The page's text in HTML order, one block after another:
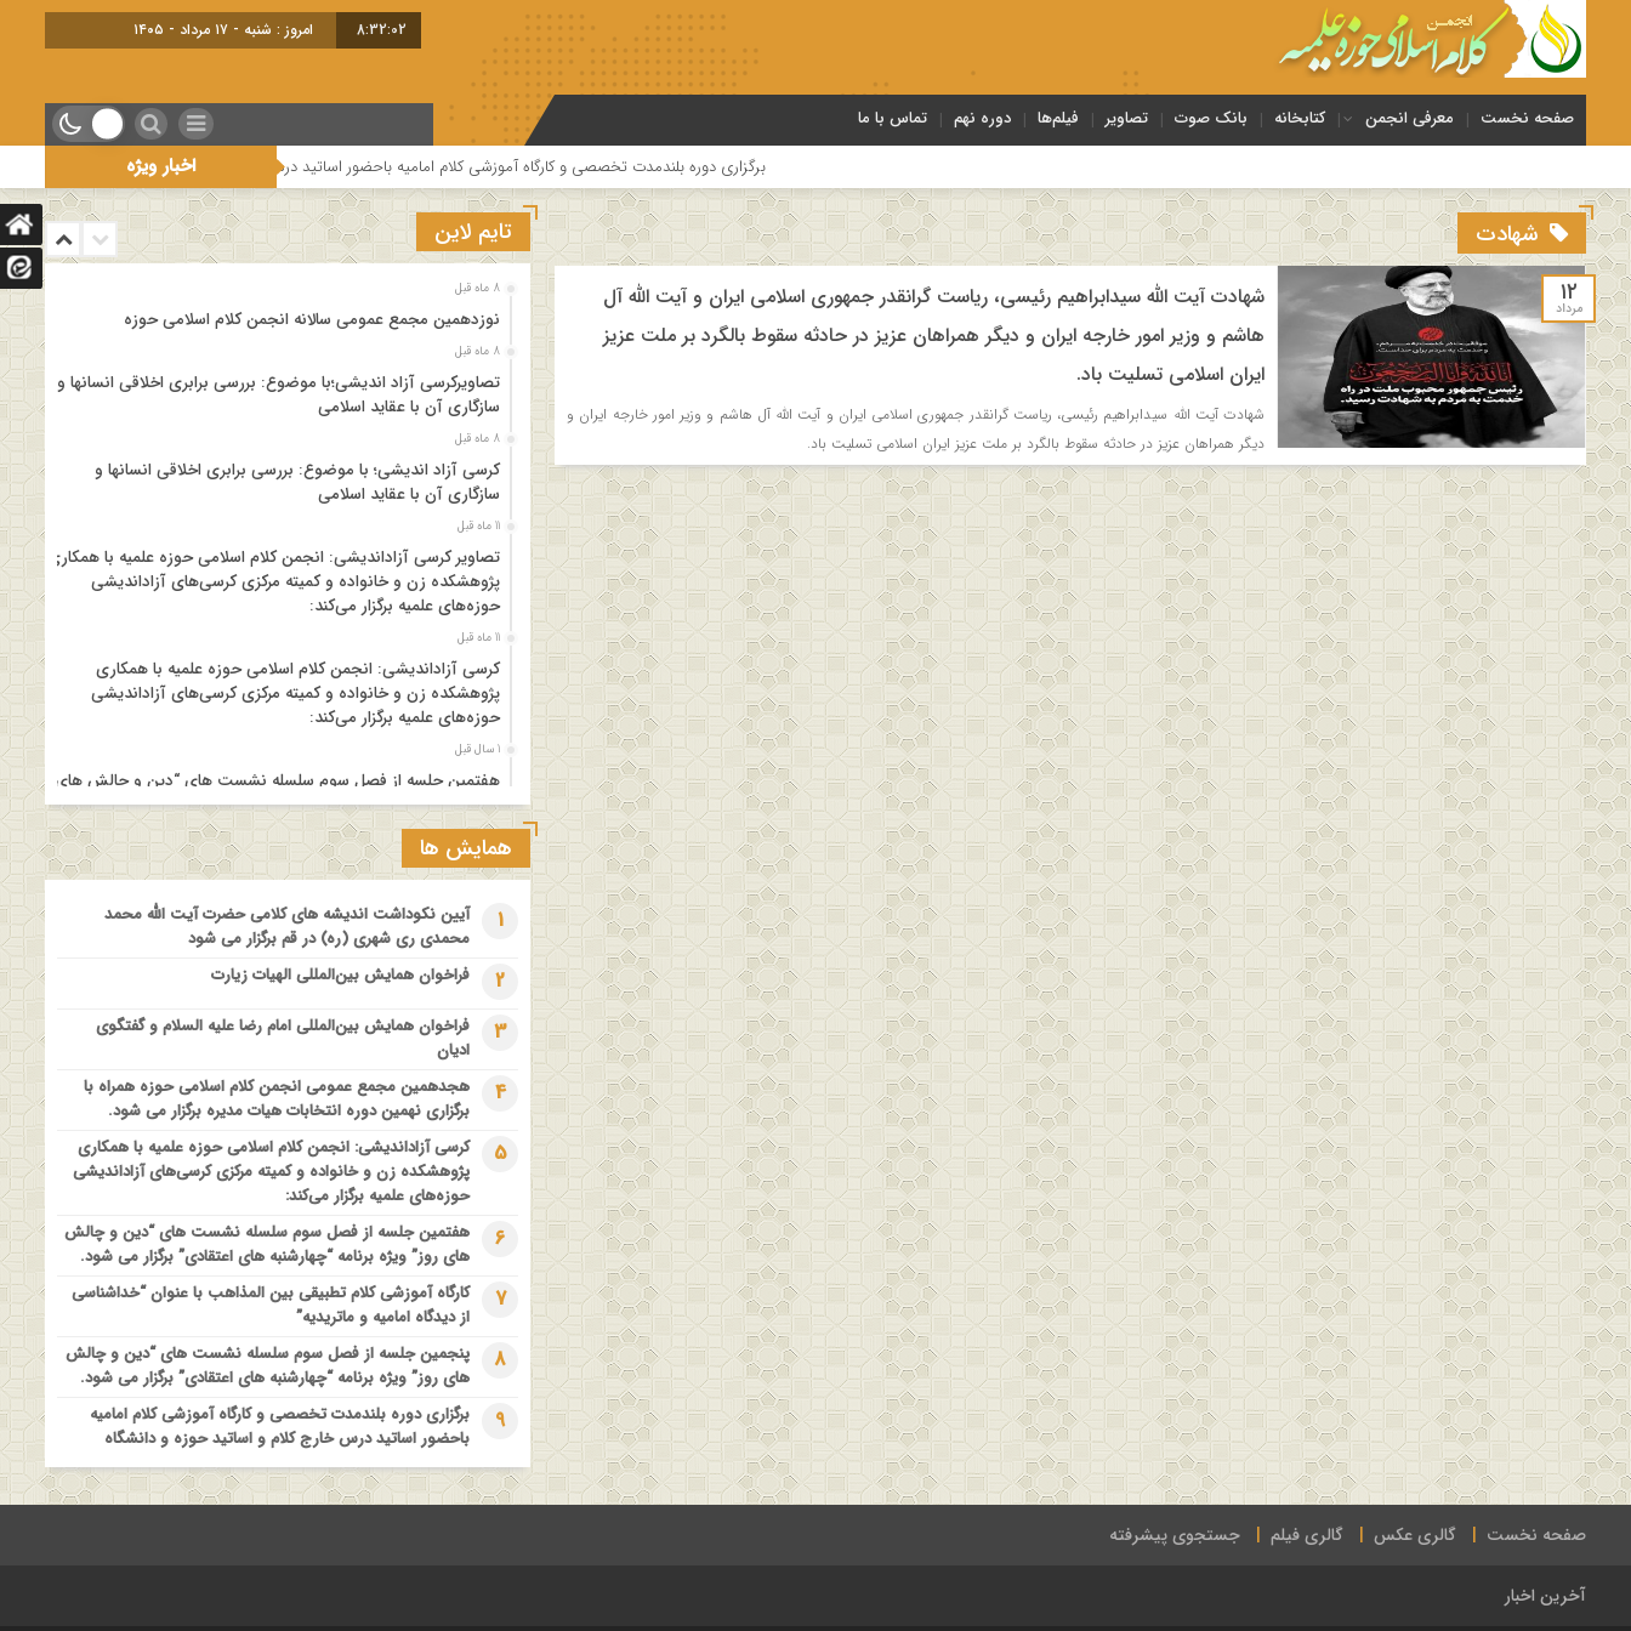
8:32:03 امروز : شنبه - ۱۷ مرداد - ۱۴۰۵
صفحه نخست معرفی انجمن کتابخانه بانک صوت تصاویر فیلم‌ها دوره نهم تماس با ما
اخبار ویژه
برگزاری دوره بلندمدت تخصصی و کارگاه آموزشی کلام امامیه باحضور اساتید درس خارج کلام و اساتید حوزه و دانشگاه
شهادت
۱۲
مرداد
شهادت آیت الله سیدابراهیم رئیسی، ریاست گرانقدر جمهوری اسلامی ایران و آیت الله آل
هاشم و وزیر امور خارجه ایران و دیگر همراهان عزیز در حادثه سقوط بالگرد بر ملت عزیز
ایران اسلامی تسلیت باد.
شهادت آیت الله سیدابراهیم رئیسی، ریاست گرانقدر جمهوری اسلامی ایران و آیت الله آل هاشم و وزیر امور خارجه ایران و
دیگر همراهان عزیز در حادثه سقوط بالگرد بر ملت عزیز ایران اسلامی تسلیت باد.
تایم لاین
8 ماه قبل
نوزدهمین مجمع عمومی سالانه انجمن کلام اسلامی حوزه
8 ماه قبل
تصاویرکرسی آزاد اندیشی؛با موضوع: بررسی برابری اخلاقی انسانها و
سازگاری آن با عقاید اسلامی
8 ماه قبل
کرسی آزاد اندیشی؛ با موضوع: بررسی برابری اخلاقی انسانها و
سازگاری آن با عقاید اسلامی
11 ماه قبل
تصاویر کرسی آزاداندیشی: انجمن کلام اسلامی حوزه علمیه با همکاری
پژوهشکده زن و خانواده و کمیته مرکزی کرسی‌های آزاداندیشی
حوزه‌های علمیه برگزار می‌کند:
11 ماه قبل
کرسی آزاداندیشی: انجمن کلام اسلامی حوزه علمیه با همکاری
پژوهشکده زن و خانواده و کمیته مرکزی کرسی‌های آزاداندیشی
حوزه‌های علمیه برگزار می‌کند:
1 سال قبل
هفتمین جلسه از فصل سوم سلسله نشست های “دین و چالش های
روز” ویژه برنامه “چهارشنبه های اعتقادی” برگزار می شود.
مدرسه بهاره بازخوانی آموزه وحیانی بینونت پیشینه // تقریرها // ادله
کارگاه آموزشی کلام تطبیقی بین المذاهب با عنوان “خداشناسی از
دیدگاه امامیه و ماتریدیه”
1 سال قبل
اولین همایش ملی” #زن و #خانواده ؛ کاوش های #وحیانی و
#عقلانی
فراخوان مقاله ویژه سیزدهمین همایش بین المللی’فلسفه دین معاصر
همایش ها
1
آیین نکوداشت اندیشه های کلامی حضرت آیت الله محمد
محمدی ری شهری (ره) در قم برگزار می شود
2 فراخوان همایش بین‌المللی الهیات زیارت
3
فراخوان همایش بین‌المللی امام رضا علیه السلام و گفتگوی
ادیان
4
هجدهمین مجمع عمومی انجمن کلام اسلامی حوزه همراه با
برگزاری نهمین دوره انتخابات هیات مدیره برگزار می شود.
5
کرسی آزاداندیشی: انجمن کلام اسلامی حوزه علمیه با همکاری
پژوهشکده زن و خانواده و کمیته مرکزی کرسی‌های آزاداندیشی
حوزه‌های علمیه برگزار می‌کند:
6
هفتمین جلسه از فصل سوم سلسله نشست های “دین و چالش
های روز” ویژه برنامه “چهارشنبه های اعتقادی” برگزار می شود.
7
کارگاه آموزشی کلام تطبیقی بین المذاهب با عنوان “خداشناسی
از دیدگاه امامیه و ماتریدیه”
8
پنجمین جلسه از فصل سوم سلسله نشست های “دین و چالش
های روز” ویژه برنامه “چهارشنبه های اعتقادی” برگزار می شود.
9
برگزاری دوره بلندمدت تخصصی و کارگاه آموزشی کلام امامیه
باحضور اساتید درس خارج کلام و اساتید حوزه و دانشگاه
صفحه نخست گالری عکس گالری فیلم جستجوی پیشرفته
آخرین اخبار